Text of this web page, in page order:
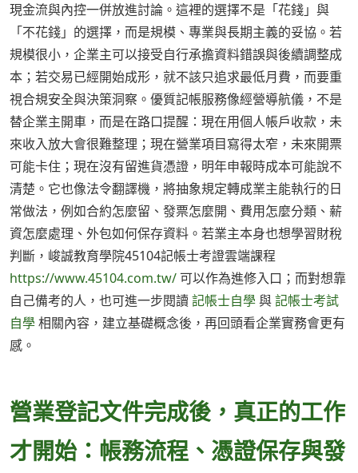
現金流與內控一併放進討論。這裡的選擇不是「花錢」與
「不花錢」的選擇，而是規模、專業與長期主義的妥協。若
規模很小，企業主可以接受自行承擔資料錯誤與後續調整成
本；若交易已經開始成形，就不該只追求最低月費，而要重
視合規安全與決策洞察。優質記帳服務像經營導航儀，不是
替企業主開車，而是在路口提醒：現在用個人帳戶收款，未
來收入放大會很難整理；現在營業項目寫得太窄，未來開票
可能卡住；現在沒有留進貨憑證，明年申報時成本可能說不
清楚。它也像法令翻譯機，將抽象規定轉成業主能執行的日
常做法，例如合約怎麼留、發票怎麼開、費用怎麼分類、薪
資怎麼處理、外包如何保存資料。若業主本身也想學習財稅
判斷，峻誠教育學院45104記帳士考證雲端課程
https://www.45104.com.tw/ 可以作為進修入口；而對想靠
自己備考的人，也可進一步閱讀 記帳士自學與記帳士考試
自學相關內容，建立基礎概念後，再回頭看企業實務會更有
感。
營業登記文件完成後，真正的工作
才開始：帳務流程、憑證保存與發